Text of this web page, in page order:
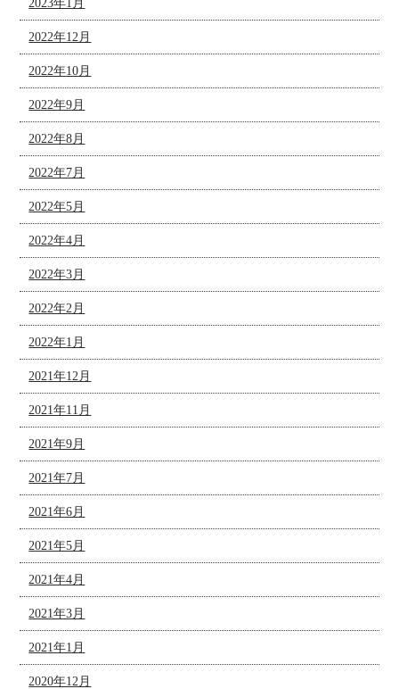
2023年1月
2022年12月
2022年10月
2022年9月
2022年8月
2022年7月
2022年5月
2022年4月
2022年3月
2022年2月
2022年1月
2021年12月
2021年11月
2021年9月
2021年7月
2021年6月
2021年5月
2021年4月
2021年3月
2021年1月
2020年12月